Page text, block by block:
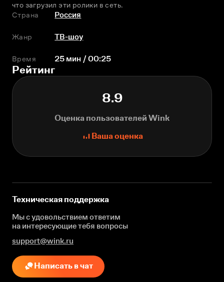
что загрузил эти ролики в сеть.
Страна
Россия
Жанр ТВ-шоу
Время 25 мин / 00:25
Рейтинг
8.9
Оценка пользователей Wink
Ваша оценка
Техническая поддержка
Мы с удовольствием ответим
на интересующиетебя вопросы
support@wink.ru
Написать в чат